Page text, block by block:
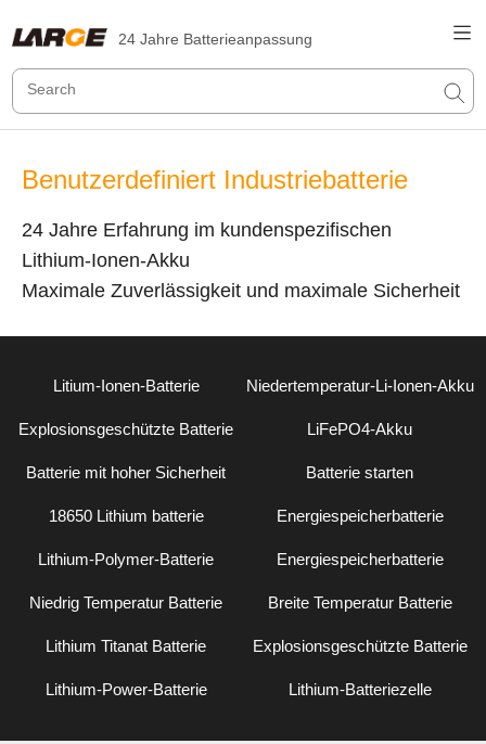
24 Jahre Batterieanpassung
Benutzerdefiniert Industriebatterie
24 Jahre Erfahrung im kundenspezifischen
Lithium-Ionen-Akku
Maximale Zuverlässigkeit und maximale Sicherheit
Litium-Ionen-Batterie Niedertemperatur-Li-Ionen-Akku
Explosionsgeschützte Batterie LiFePO4-Akku
Batterie mit hoher Sicherheit Batterie starten
18650 Lithium batterie Energiespeicherbatterie
Lithium-Polymer-Batterie Energiespeicherbatterie
Niedrig Temperatur Batterie Breite Temperatur Batterie
Lithium Titanat Batterie Explosionsgeschützte Batterie
Lithium-Power-Batterie Lithium-Batteriezelle